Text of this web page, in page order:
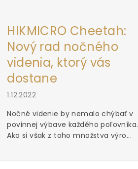
HIKMICRO Cheetah:
Nový rad nočného
videnia, ktorý vás
dostane
1.12.2022
Nočné videnie by nemalo chýbať v
povinnej výbave každého poľovníka.
Ako si však z toho množstva výro...